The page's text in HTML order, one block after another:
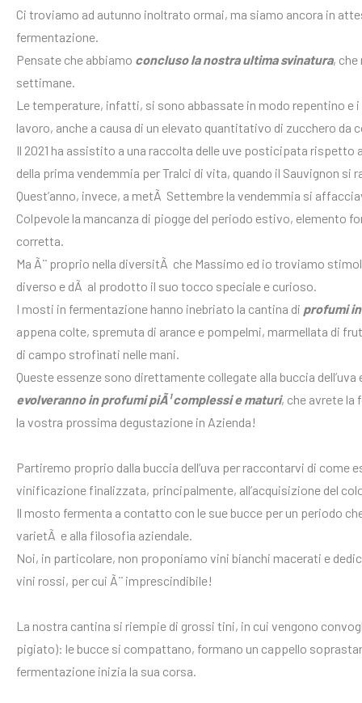
Ci troviamo ad autunno inoltrato ormai, ma siamo ancora in
fermentazione.
Pensate che abbiamo concluso la nostra ultima svinatura, che
settimane.
Le temperature, infatti, si sono abbassate in modo repentino
lavoro, anche a causa di un elevato quantitativo di zucchero da
Il 2021 ha assistito a una raccolta delle uve posticipata rispetto
della prima vendemmia per Tralci di vita, quando il Sauvignon
Quest’anno, invece, a metÃ Settembre la vendemmia si
Colpevole la mancanza di piogge del periodo estivo, elemento
corretta.
Ma Ã¨ proprio nella diversitÃ che Massimo ed io troviamo
diverso e dÃ al prodotto il suo tocco speciale e curioso.
I mosti in fermentazione hanno inebriato la cantina di profumi
appena colte, spremuta di arance e pompelmi, marmellata di
di campo strofinati nelle mani.
Queste essenze sono direttamente collegate alla buccia dell’uva
evolveranno in profumi piÃ¹ complessi e maturi, che avrete la
la vostra prossima degustazione in Azienda!
Partiremo proprio dalla buccia dell’uva per raccontarvi di come
vinificazione finalizzata, principalmente, all’acquisizione del
Il mosto fermenta a contatto con le sue bucce per un periodo
varietÃ e alla filosofia aziendale.
Noi, in particolare, non proponiamo vini bianchi macerati e
vini rossi, per cui Ã¨ imprescindibile!
La nostra cantina si riempie di grossi tini, in cui vengono
pigiato): le bucce si compattano, formano un cappello
fermentazione inizia la sua corsa.